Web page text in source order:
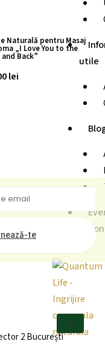
utile
X
Naturală pentru Masaj
„I Love You to the
Back”
lei
te
2 București